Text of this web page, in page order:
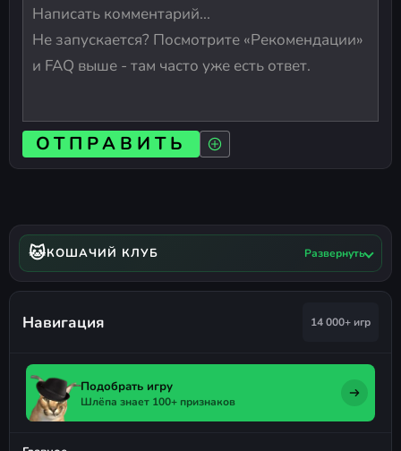
ОТПРАВИТЬ
🐱КОШАЧИЙ КЛУБ Развернуть
Навигация 14 000+ игр
Подобрать игру
Шлёпа знает 100+ признаков